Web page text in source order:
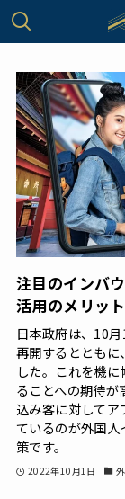
注目のインバ
活用のメリッ
日本政府は、10
再開するとともに
した。これを機
ることへの期待が
込み客に対して
ているのが外国
策です。
2022年10月1日